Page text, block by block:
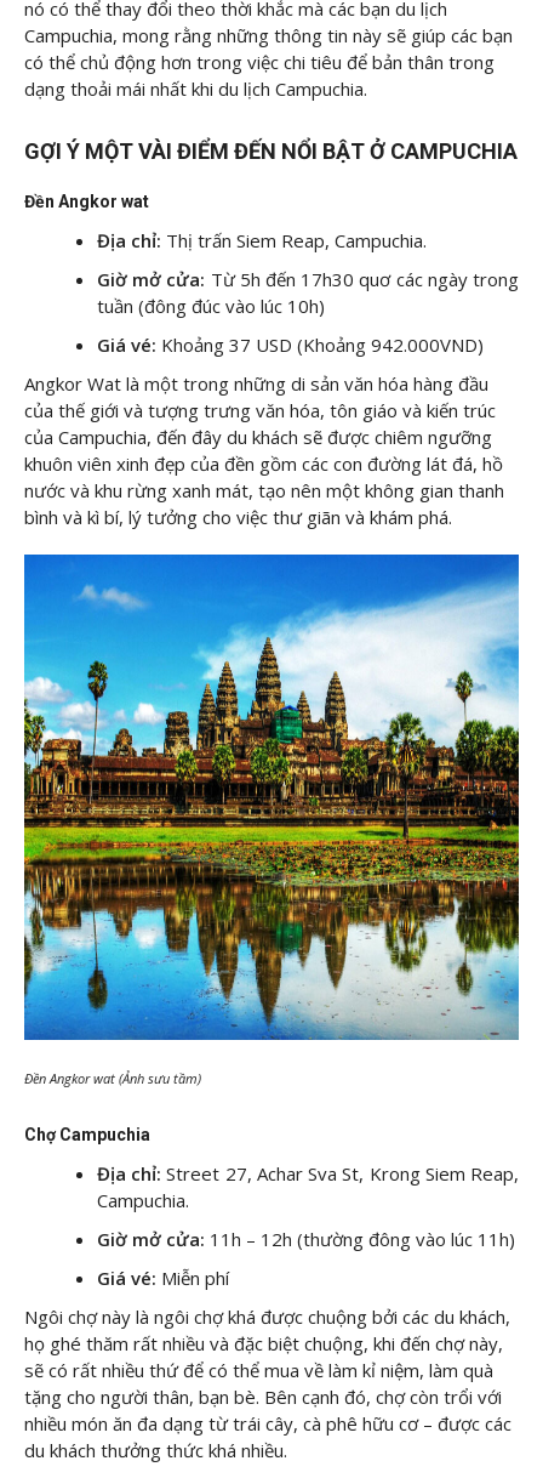
nó có thể thay đổi theo thời khắc mà các bạn du lịch
Campuchia, mong rằng những thông tin này sẽ giúp các bạn
có thể chủ động hơn trong việc chi tiêu để bản thân trong
dạng thoải mái nhất khi du lịch Campuchia.
GỢI Ý MỘT VÀI ĐIỂM ĐẾN NỔI BẬT Ở CAMPUCHIA
Đền Angkor wat
Địa chỉ: Thị trấn Siem Reap, Campuchia.
Giờ mở cửa: Từ 5h đến 17h30 quơ các ngày trong
tuần (đông đúc vào lúc 10h)
Giá vé: Khoảng 37 USD (Khoảng 942.000VND)
Angkor Wat là một trong những di sản văn hóa hàng đầu
của thế giới và tượng trưng văn hóa, tôn giáo và kiến trúc
của Campuchia, đến đây du khách sẽ được chiêm ngưỡng
khuôn viên xinh đẹp của đền gồm các con đường lát đá, hồ
nước và khu rừng xanh mát, tạo nên một không gian thanh
bình và kì bí, lý tưởng cho việc thư giãn và khám phá.
Đền Angkor wat (Ảnh sưu tầm)
Chợ Campuchia
Địa chỉ: Street 27, Achar Sva St, Krong Siem Reap,
Campuchia.
Giờ mở cửa: 11h – 12h (thường đông vào lúc 11h)
Giá vé: Miễn phí
Ngôi chợ này là ngôi chợ khá được chuộng bởi các du khách,
họ ghé thăm rất nhiều và đặc biệt chuộng, khi đến chợ này,
sẽ có rất nhiều thứ để có thể mua về làm kỉ niệm, làm quà
tặng cho người thân, bạn bè. Bên cạnh đó, chợ còn trổi với
nhiều món ăn đa dạng từ trái cây, cà phê hữu cơ – được các
du khách thưởng thức khá nhiều.